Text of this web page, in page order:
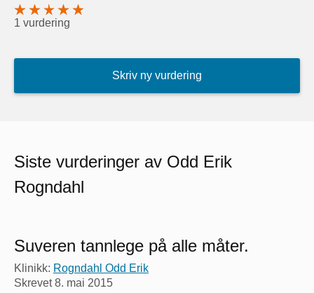
1 vurdering
Skriv ny vurdering
Siste vurderinger av Odd Erik
Rogndahl
Suveren tannlege på alle måter.
Klinikk: Rogndahl Odd Erik
Skrevet8. mai 2015